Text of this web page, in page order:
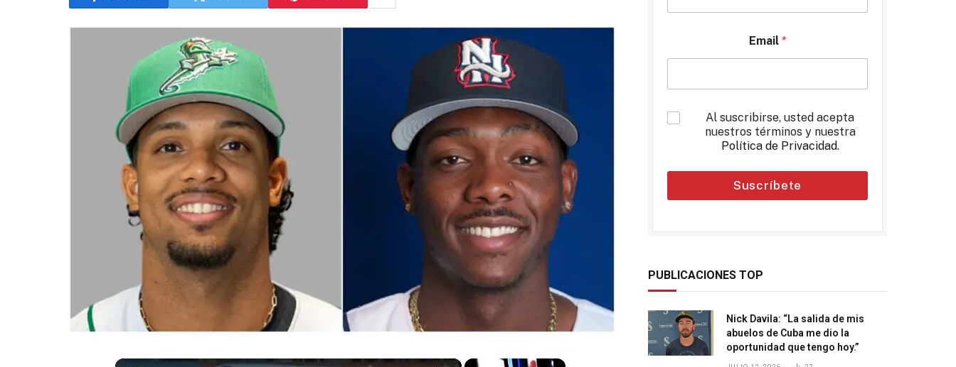
×
×
Email *
*
Al suscribirse, usted acepta
nuestros términos y nuestra
Política de Privacidad.
Suscríbete
PUBLICACIONES TOP
Nick Davila: “La salida de mis
abuelos de Cuba me dio la
oportunidad que tengo hoy.”